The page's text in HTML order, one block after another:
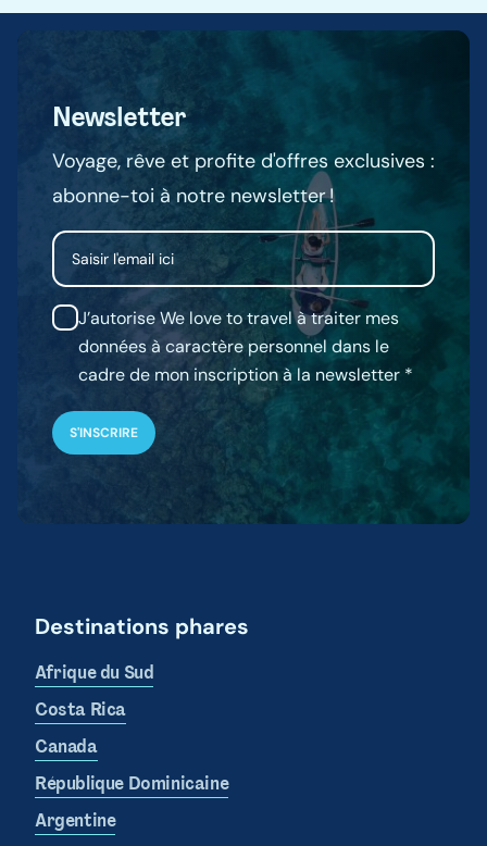
Newsletter
Voyage, rêve et profite d'offres exclusives :
abonne-toi à notre newsletter !
Email
J’autorise We love to travel à traiter mes
données à caractère personnel dans le
cadre de mon inscription à la newsletter
Destinations phares
Afrique du Sud
Costa Rica
Canada
République Dominicaine
Argentine